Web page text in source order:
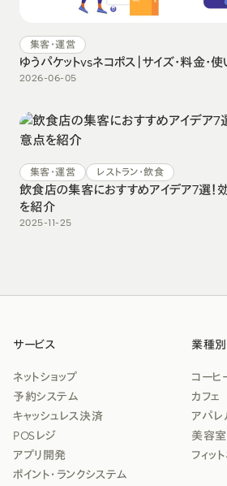
集客・運営
ゆうパケットvsネコポス｜サイズ・料金
2026-06-05
集客・運営 レストラン・飲食
飲食店の集客におすすめアイデア7選
を紹介
2025-11-25
サービス
ネットショップ
予約システム
キャッシュレス決済
POSレジ
アプリ開発
ポイント・ランクシステム
業種別
コーヒ
カフェ
アパレ
美容室
フィッ